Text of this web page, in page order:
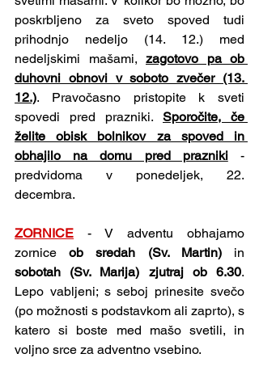
poskrbljeno za sveto spoved tudi
prihodnjo nedeljo (14. 12.) med
nedeljskimi mašami, zagotovo pa ob
duhovni obnovi v soboto zvečer (13.
12.). Pravočasno pristopite k sveti
spovedi pred prazniki. Sporočite, če
želite obisk bolnikov za spoved in
obhajilo na domu pred prazniki -
predvidoma v ponedeljek, 22.
decembra.
ZORNICE
- V adventu obhajamo
zornice ob sredah (Sv. Martin)
sobotah (Sv. Marija) zjutraj ob 6.30.
Lepo vabljeni; s seboj prinesite svečo
(po možnosti s podstavkom ali zaprto), s
katero si boste med mašo svetili, in
voljno srce za adventno vsebino.